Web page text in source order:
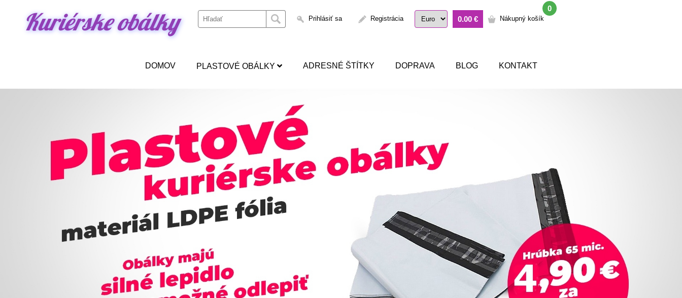
Kuriérske obálky 0.00 € Nákupný košík
0
Prihlásiť sa Registrácia
DOMOV PLASTOVÉ OBÁLKY ADRESNÉ ŠTÍTKY DOPRAVA BLOG KONTAKT